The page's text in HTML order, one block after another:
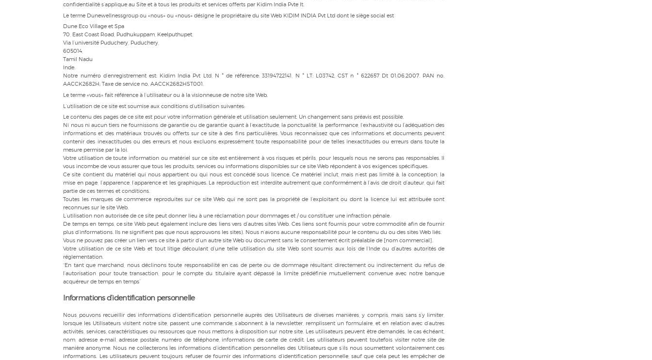
confidentialité s’applique au Site et à tous les produits et services offerts par Kidim India Pvte lt.
Le terme Dunewellnessgroup ou «nous» ou «nous» désigne le propriétaire du site Web KIDIM INDIA Pvt Ltd dont le siège social est
Dune Eco Village et Spa
70, East Coast Road, Pudhukuppam, Keelputhupet,
Via l’université Puduchery, Puduchery,
605014,
Tamil Nadu
Inde.
Notre numéro d’enregistrement est: Kidim India Pvt Ltd, N ° de référence: 33194722141, N ° LT: L03742, CST n ° 622657 Dt 01.06.2007. PAN no.
AACCK2682H; Taxe de service no. AACCK2682HST001.
Le terme «vous» fait référence à l’utilisateur ou à la visionneuse de notre site Web.
L’utilisation de ce site est soumise aux conditions d’utilisation suivantes:
Le contenu des pages de ce site est pour votre information générale et utilisation seulement. Un changement sans préavis est possible.
Ni nous ni aucun tiers ne fournissons de garantie ou de garantie quant à l’exactitude, la ponctualité, la performance, l’exhaustivité ou l’adéquation des
informations et des matériaux trouvés ou offerts sur ce site à des fins particulières. Vous reconnaissez que ces informations et documents peuvent
contenir des inexactitudes ou des erreurs et nous excluons expressément toute responsabilité pour de telles inexactitudes ou erreurs dans toute la
mesure permise par la loi.
Votre utilisation de toute information ou matériel sur ce site est entièrement à vos risques et périls, pour lesquels nous ne serons pas responsables. Il
vous incombe de vous assurer que tous les produits, services ou informations disponibles sur ce site Web répondent à vos exigences spécifiques.
Ce site contient du matériel qui nous appartient ou qui nous est concédé sous licence. Ce matériel inclut, mais n’est pas limité à, la conception, la
mise en page, l’apparence, l’apparence et les graphiques. La reproduction est interdite autrement que conformément à l’avis de droit d’auteur, qui fait
partie de ces termes et conditions.
Toutes les marques de commerce reproduites sur ce site Web qui ne sont pas la propriété de l’exploitant ou dont la licence lui est attribuée sont
reconnues sur le site Web.
L’utilisation non autorisée de ce site peut donner lieu à une réclamation pour dommages et / ou constituer une infraction pénale.
De temps en temps, ce site Web peut également inclure des liens vers d’autres sites Web. Ces liens sont fournis pour votre commodité afin de fournir
plus d’informations. Ils ne signifient pas que nous approuvons les sites). Nous n’avons aucune responsabilité pour le contenu du ou des sites Web liés.
Vous ne pouvez pas créer un lien vers ce site à partir d’un autre site Web ou document sans le consentement écrit préalable de [nom commercial].
Votre utilisation de ce site Web et tout litige découlant d’une telle utilisation du site Web sont soumis aux lois de l’Inde ou d’autres autorités de
réglementation.
“En tant que marchand, nous déclinons toute responsabilité en cas de perte ou de dommage résultant directement ou indirectement du refus de
l’autorisation pour toute transaction, pour le compte du titulaire ayant dépassé la limite prédéfinie mutuellement convenue avec notre banque
acquéreur de temps en temps”
Informations d’identification personnelle
Nous pouvons recueillir des informations d’identification personnelle auprès des Utilisateurs de diverses manières, y compris, mais sans s’y limiter,
lorsque les Utilisateurs visitent notre site, passent une commande, s’abonnent à la newsletter, remplissent un formulaire, et en relation avec d’autres
activités, services, caractéristiques ou ressources que nous mettons à disposition sur notre site. Les utilisateurs peuvent être demandés, le cas échéant,
nom, adresse e-mail, adresse postale, numéro de téléphone, informations de carte de crédit. Les utilisateurs peuvent toutefois visiter notre site de
manière anonyme. Nous ne collecterons les informations d’identification personnelles des Utilisateurs que s’ils nous soumettent volontairement ces
informations. Les utilisateurs peuvent toujours refuser de fournir des informations d’identification personnelle, sauf que cela peut les empêcher de